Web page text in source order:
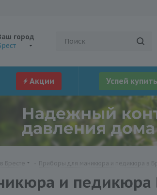
город
Акции Успей купить
и педикюра